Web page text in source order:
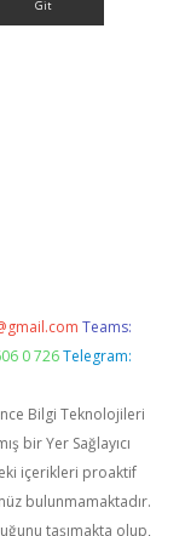
Teams:
0 726 Telegram:
Bilgi Teknolojileri
bir Yer Sağlayıcı
içerikleri proaktif
bulunmamaktadır.
taşımakta olup,